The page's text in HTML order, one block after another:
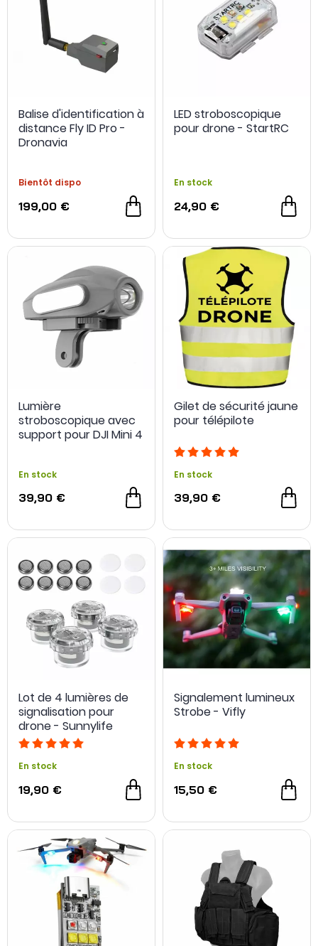
Balise d'identification à
distance Fly ID Pro -
Dronavia
Bientôt dispo
199,00 €
LED stroboscopique
pour drone - StartRC
En stock
24,90 €
Lumière
stroboscopique avec
support pour DJI Mini 4
En stock
39,90 €
Gilet de sécurité jaune
pour télépilote
En stock
39,90 €
Lot de 4 lumières de
signalisation pour
drone - Sunnylife
En stock
19,90 €
Signalement lumineux
Strobe - Vifly
En stock
15,50 €